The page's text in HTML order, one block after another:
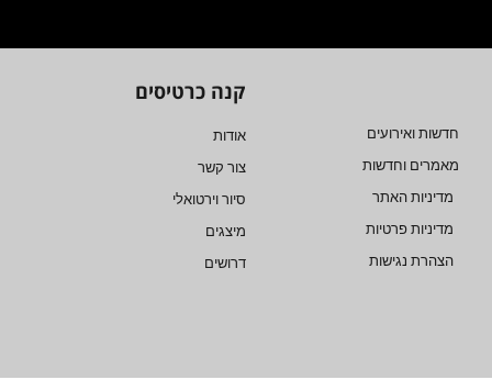
חדשות ואירועים
מאמרים וחדשות
מדיניות האתר
מדיניות פרטיות
הצהרת נגישות
קנה כרטיסים
אודות
צור קשר
סיור וירטואלי
מיצגים
דרושים